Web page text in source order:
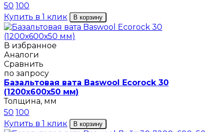
50 100
Купить в 1 клик
В корзину
В избранное
Аналоги
Сравнить
по запросу
Базальтовая вата Baswool Ecorock 30
(1200х600х50 мм)
Толщина, мм
50 100
Купить в 1 клик
В корзину